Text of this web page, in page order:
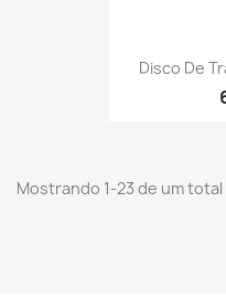
Disco De
Mostrando 1-23 de um